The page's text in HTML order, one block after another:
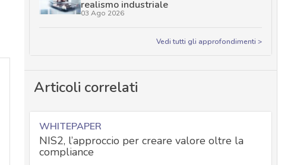
realismo industriale
03 Ago 2026
Vedi tutti gli approfondimenti >
Articoli correlati
WHITEPAPER
NIS2, l’approccio per creare valore oltre la
compliance